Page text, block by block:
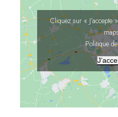
Cliquez sur «
Politique